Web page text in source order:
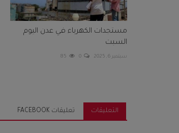
مستجدات الكهرباء في عدن اليوم
السبت
سبتمبر 6, 2025 0
85
التعليقات تعليقات FACEBOOK